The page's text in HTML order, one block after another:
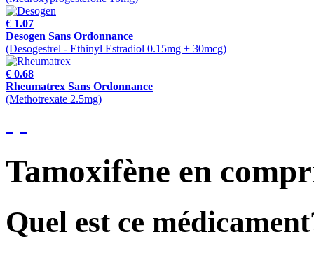
€ 1.07
Desogen Sans Ordonnance
(Desogestrel - Ethinyl Estradiol 0.15mg + 30mcg)
€ 0.68
Rheumatrex Sans Ordonnance
(Methotrexate 2.5mg)
Tamoxifène en
Quel est ce